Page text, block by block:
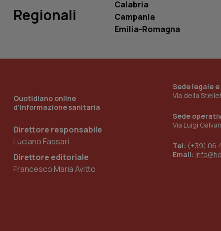
Regionali
Calabria
Campania
Emilia-Romagna
Quotidiano online
d'informazione sanitaria
Direttore responsabile
Luciano Fassari
Direttore editoriale
Francesco Maria Avitto
Sede legale
Via della
Sede
Via Luigi
Tel: (+39) 06
Email:
Nome
Nome
__Secure-YNID